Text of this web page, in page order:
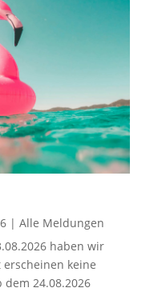
| Alle Meldungen
haben wir
keine
24.08.2026